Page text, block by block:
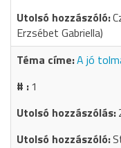
Erzsébet Gabriella)
A jó
1